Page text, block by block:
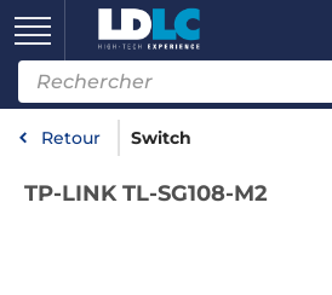
Retour Switch
TP-LINK TL-SG108-M2